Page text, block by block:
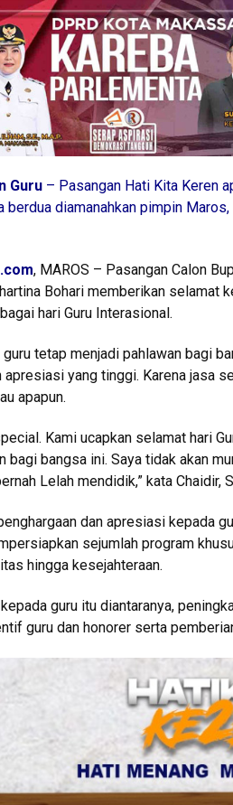
Guru – Pasangan Hati Kita Keren
berdua diamanahkan pimpin
, MAROS – Pasangan Calon
Bohari memberikan selamat
hari Guru Interasional.
tetap menjadi pahlawan bagi
apresiasi yang tinggi. Karena jasa
apapun.
Kami ucapkan selamat hari
bagi bangsa ini. Saya tidak akan
Lelah mendidik,” kata Chaidir,
dan apresiasi kepada
sejumlah program
hingga kesejahteraan.
guru itu diantaranya,
guru dan honorer serta